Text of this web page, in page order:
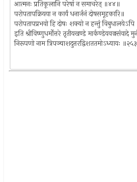
आत्मनः प्रतिकूलानि परेषां न समाचरेत् ॥४४॥
परोपतापक्रियया न कार्यं धनार्जनं दोषसमूहकारि॥
परोपतापप्रभवो हि दोषः शक्यो न हन्तुं
इति श्रीविष्णुधर्मोत्तरे तृतीयखण्डे मार्कण्डेयवज्रसंवादे
निरूपणो नाम त्रिपञ्चाशदुत्तरद्विशततमोऽध्यायः